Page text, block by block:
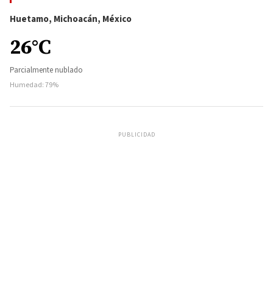
Huetamo, Michoacán, México
26°C
Parcialmente nublado
Humedad: 79%
PUBLICIDAD